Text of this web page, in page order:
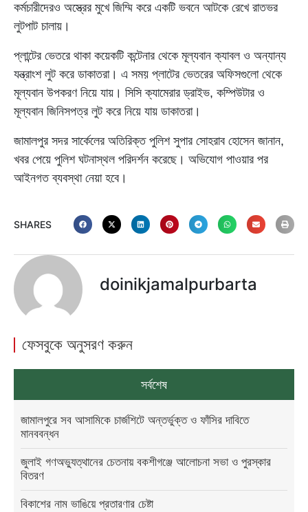
কর্মচারীদেরও অস্ত্রের মুখে জিম্মি করে একটি ভবনে আটকে রেখে রাতভর
লুটপাট চালায়।
প্লান্টের ভেতরে থাকা কয়েকটি কন্টেনার থেকে মূল্যবান ক্যাবল ও অন্যান্য
যন্ত্রাংশ লুট করে ডাকাতরা। এ সময় প্লাটের ভেতরের অফিসগুলো থেকে
মূল্যবান উপকরণ নিয়ে যায়। সিসি ক্যামেরার ড্রাইভ, কম্পিউটার ও
মূল্যবান জিনিসপত্র লুট করে নিয়ে যায় ডাকাতরা।
জামালপুর সদর সার্কেলের অতিরিক্ত পুলিশ সুপার সোহরাব হোসেন জানান,
খবর পেয়ে পুলিশ ঘটনাস্থল পরিদর্শন করেছে। অভিযোগ পাওয়ার পর
আইনগত ব্যবস্থা নেয়া হবে।
SHARES
doinikjamalpurbarta
ফেসবুকে অনুসরণ করুন
সর্বশেষ
জামালপুরে সব আসামিকে চার্জশিটে অন্তর্ভুক্ত ও ফাঁসির দাবিতে
মানববন্ধন
জুলাই গণঅভ্যুত্থানের চেতনায় বকশীগঞ্জে আলোচনা সভা ও পুরস্কার
বিতরণ
বিকাশের নাম ভাঙিয়ে প্রতারণার চেষ্টা